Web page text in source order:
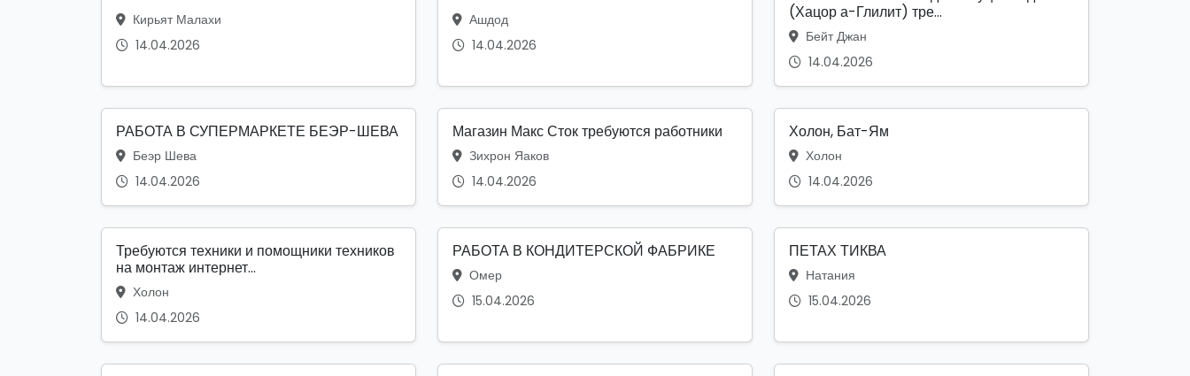
Кирьят Малахи
14.04.2026
Ашдод
14.04.2026
(Хацор а-Глилит) тре...
Бейт Джан
14.04.2026
РАБОТА В СУПЕРМАРКЕТЕ БЕЭР-ШЕВА
Беэр Шева
14.04.2026
Магазин Макс Сток требуются работники
Зихрон Яаков
14.04.2026
Холон, Бат-Ям
Холон
14.04.2026
Требуются техники и помощники техников
на монтаж интернет...
Холон
14.04.2026
РАБОТА В КОНДИТЕРСКОЙ ФАБРИКЕ
Омер
15.04.2026
ПЕТАХ ТИКВА
Натания
15.04.2026